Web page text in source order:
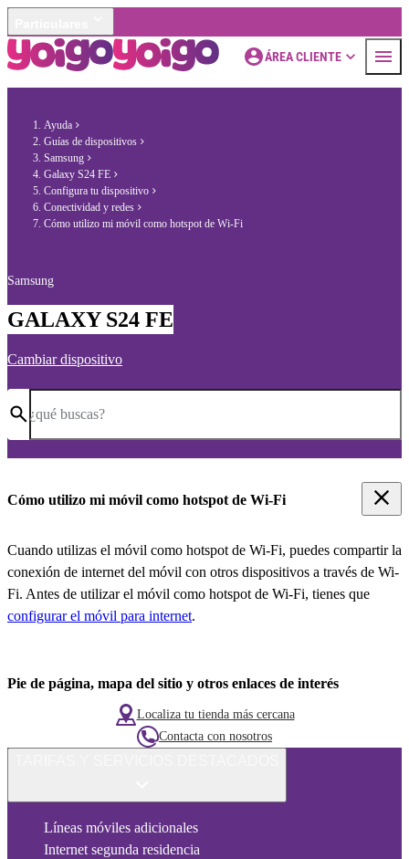
ÁREA CLIENTE
Ayuda
Guías de dispositivos
Samsung
Galaxy S24 FE
Configura tu dispositivo
Conectividad y redes
Cómo utilizo mi móvil como hotspot de Wi-Fi
Samsung
GALAXY S24 FE
Cambiar dispositivo
¿qué buscas?
Cómo utilizo mi móvil como hotspot de Wi-Fi
Cuando utilizas el móvil como hotspot de Wi-Fi, puedes compartir la
conexión de internet del móvil con otros dispositivos a través de Wi-
Fi. Antes de utilizar el móvil como hotspot de Wi-Fi, tienes que
configurar el móvil para internet.
Pie de página, mapa del sitio y otros enlaces de interés
Localiza tu tienda más cercana
Contacta con nosotros
Líneas móviles adicionales
Internet segunda residencia